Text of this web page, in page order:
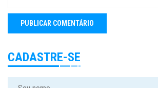
CADASTRE-SE